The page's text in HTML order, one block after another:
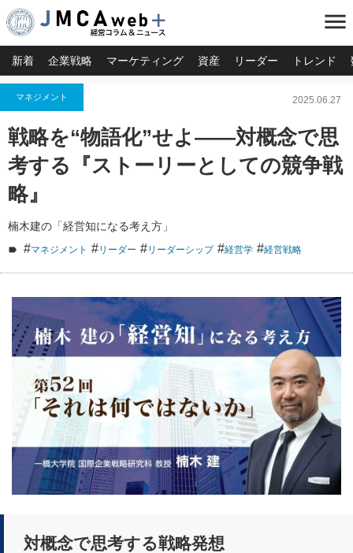
menu
新着 企業戦略 マーケティング 資産 リーダー トレンド
マネジメント 2025.06.27
戦略を“物語化”せよ――対概念で思
考する『ストーリーとしての競争戦
略』
楠木建の「経営知になる考え方」
#マネジメント #リーダー #リーダーシップ #経営学 #経営戦略
対概念で思考する戦略発想